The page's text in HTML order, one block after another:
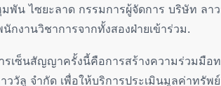
พัน ไซยะลาด กรรมการผู้จัดการ บริษัท ล
กงานวิชาการจากทั้งสองฝ่ายเข้าร่วม.
รเซ็นสัญญาครั้งนี้คือการสร้างความร่วมมือ
ววัลู จำกัด เพื่อให้บริการประเมินมูลค่าทรัพ